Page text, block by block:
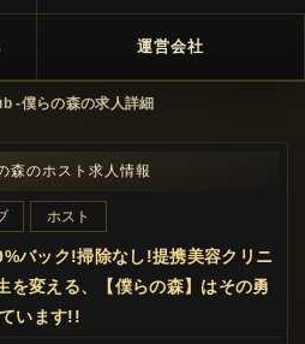
運営会社
-僕らの森の求人詳細
森のホスト求人情報
ホスト
バック!掃除なし!提携美容クリニ
を変える、【僕らの森】はその勇
います!!